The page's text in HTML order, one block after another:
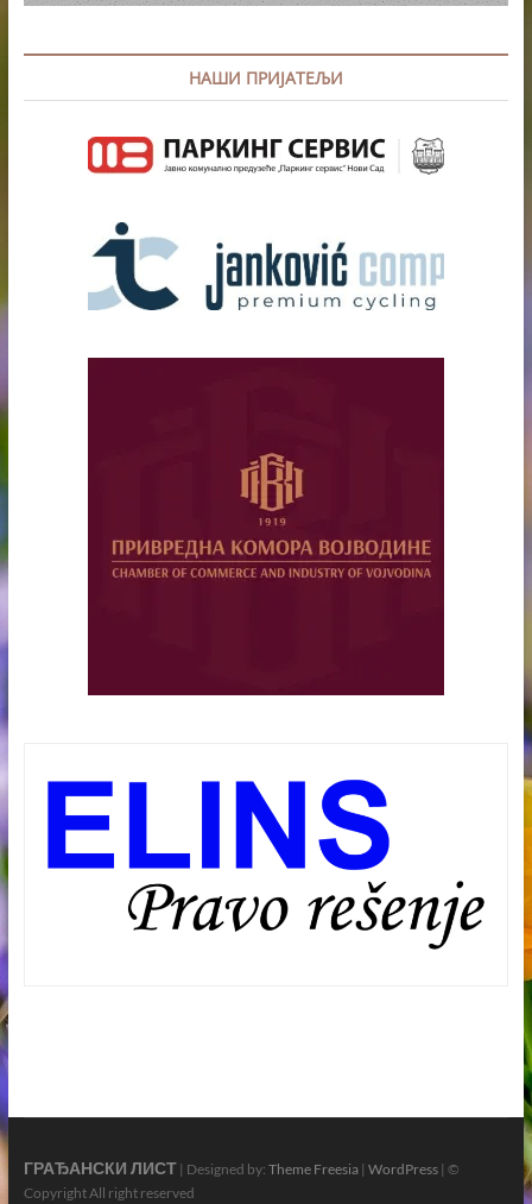
НАШИ ПРИЈАТЕЉИ
ГРАЂАНСКИ ЛИСТ| Designed by: Theme Freesia| WordPress| ©
Copyright All right reserved